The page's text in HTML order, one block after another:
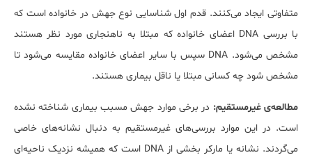
متفاوتی ایجاد می‌کنند. قدم اول شناسایی نوع جهش در خانواده است که
با بررسی DNA اعضای خانواده که مبتلا به ناهنجاری مورد نظر هستند
مشخص می‌شود. DNA سپس با سایر اعضای خانواده مقایسه می‌شود تا
مشخص شود چه کسانی مبتلا یا ناقل بیماری هستند.
مطالعه‌ی غیرمستقیم: در برخی موارد جهش مسبب بیماری شناخته نشده
است. در این موارد بررسی‌های غیرمستقیم به دنبال نشانه‌های خاصی
می‌گردند. نشانه یا مارکر بخشی از DNA است که همیشه نزدیک ناحیه‌ای